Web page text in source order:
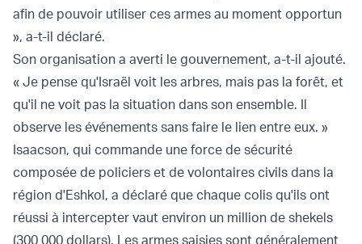
afin de pouvoir utiliser ces armes au moment opportun
», a-t-il déclaré.
Son organisation a averti le gouvernement, a-t-il ajouté.
« Je pense qu'Israël voit les arbres, mais pas la forêt, et
qu'il ne voit pas la situation dans son ensemble. Il
observe les événements sans faire le lien entre eux. »
Isaacson, qui commande une force de sécurité
composée de policiers et de volontaires civils dans la
région d'Eshkol, a déclaré que chaque colis qu'ils ont
réussi à intercepter vaut environ un million de shekels
(300 000 dollars). Les armes saisies sont généralement